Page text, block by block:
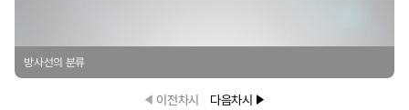
방사선의 분류
이전차시 다음차시